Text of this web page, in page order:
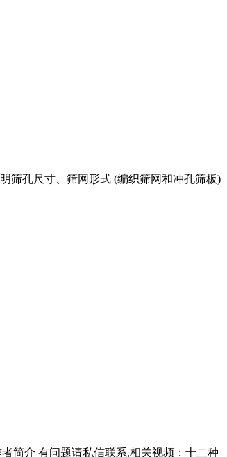
筛孔尺寸、筛网形式 (编织筛网和冲孔筛板)
简介 有问题请私信联系,相关视频：十二种